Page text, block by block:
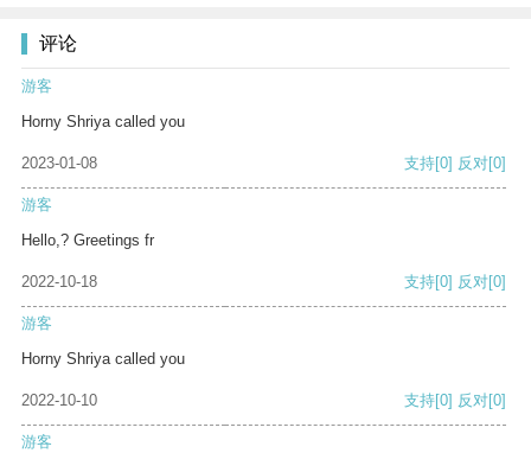
评论
游客
Horny Shriya called you
2023-01-08 支持[0] 反对[0]
游客
Hello,? Greetings fr
2022-10-18 支持[0] 反对[0]
游客
Horny Shriya called you
2022-10-10 支持[0] 反对[0]
游客